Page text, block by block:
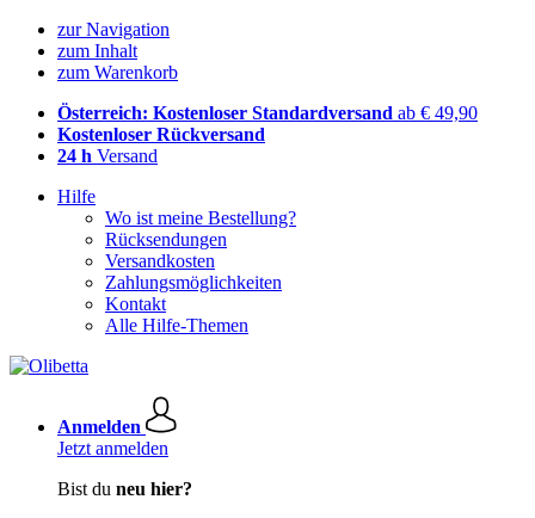
zur Navigation
zum Inhalt
zum Warenkorb
Österreich: Kostenloser Standardversand ab € 49,90
Kostenloser Rückversand
24 h Versand
Hilfe
Wo ist meine Bestellung?
Rücksendungen
Versandkosten
Zahlungsmöglichkeiten
Kontakt
Alle Hilfe-Themen
Anmelden
Jetzt anmelden
Bist du neu hier?